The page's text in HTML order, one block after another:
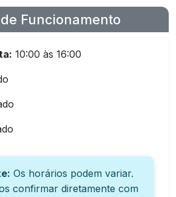
Funcionamento
10:00 às 16:00
Os horários podem variar.
confirmar diretamente com